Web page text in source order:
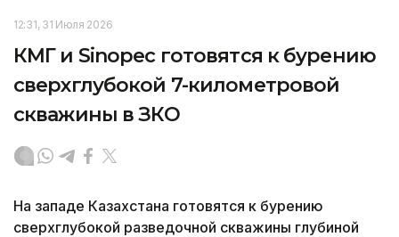
12:31, 31 Июля 2026
КМГ и Sinopec готовятся к бурению
сверхглубокой 7-километровой
скважины в ЗКО
На западе Казахстана готовятся к бурению
сверхглубокой разведочной скважины глубиной